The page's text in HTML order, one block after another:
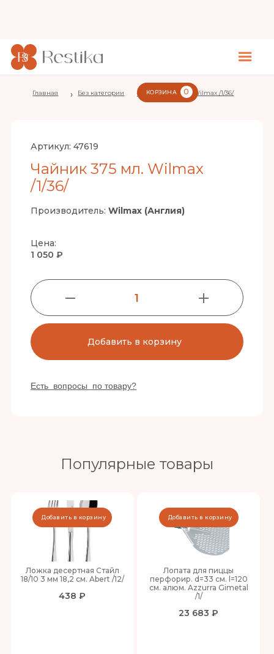
КОРЗИНА 0
Главная › Без категории › Чайник 375 мл. Wilmax /1/36/
Артикул: 47619
Чайник 375 мл. Wilmax
/1/36/
Производитель: Wilmax (Англия)
Цена:
1 050 ₽
1
Добавить в корзину
Есть вопросы по товару?
Популярные товары
Ложка десертная Стайл
18/10 3 мм 18,2 см. Abert /12/
438 ₽
Добавить в корзину
Лопата для пиццы
перфорир. d=33 см. l=120
см. алюм. Azzurra Gimetal
/1/
23 683 ₽
Добавить в корзину